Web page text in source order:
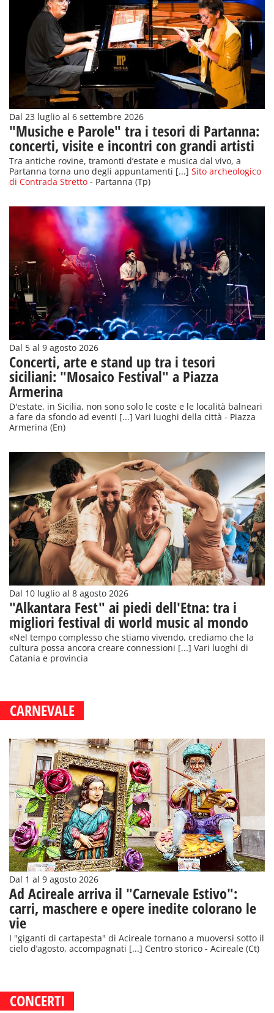
Dal 23 luglio al 6 settembre 2026
"Musiche e Parole" tra i tesori di Partanna:
concerti, visite e incontri con grandi artisti
Tra antiche rovine, tramonti d’estate e musica dal vivo, a
Partanna torna uno degli appuntamenti [...] Sito archeologico
di Contrada Stretto - Partanna (Tp)
Dal 5 al 9 agosto 2026
Concerti, arte e stand up tra i tesori
siciliani: "Mosaico Festival" a Piazza
Armerina
D'estate, in Sicilia, non sono solo le coste e le località balneari
a fare da sfondo ad eventi [...] Vari luoghi della città - Piazza
Armerina (En)
Dal 10 luglio al 8 agosto 2026
"Alkantara Fest" ai piedi dell'Etna: tra i
migliori festival di world music al mondo
«Nel tempo complesso che stiamo vivendo, crediamo che la
cultura possa ancora creare connessioni [...] Vari luoghi di
Catania e provincia
CARNEVALE
Dal 1 al 9 agosto 2026
Ad Acireale arriva il "Carnevale Estivo":
carri, maschere e opere inedite colorano le
vie
I "giganti di cartapesta" di Acireale tornano a muoversi sotto il
cielo d’agosto, accompagnati [...] Centro storico - Acireale (Ct)
CONCERTI